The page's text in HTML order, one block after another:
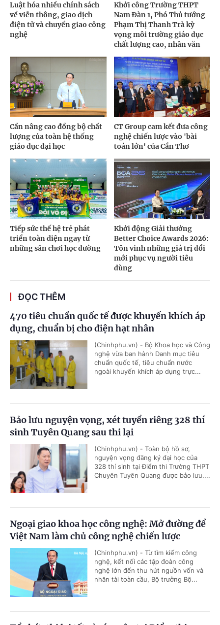
Luật hóa nhiều chính sách
về viễn thông, giao dịch
điện tử và chuyển giao công
nghệ
Khởi công Trường THPT
Nam Đàn 1, Phó Thủ tướng
Phạm Thị Thanh Trà kỳ
vọng môi trường giáo dục
chất lượng cao, nhân văn
Cần nâng cao đồng bộ chất
lượng của toàn hệ thống
giáo dục đại học
CT Group cam kết đưa công
nghệ chiến lược vào 'bài
toán lớn' của Cần Thơ
Tiếp sức thế hệ trẻ phát
triển toàn diện ngay từ
những sân chơi học đường
Khởi động Giải thưởng
Better Choice Awards 2026:
Tôn vinh những giá trị đổi
mới phục vụ người tiêu
dùng
ĐỌC THÊM
470 tiêu chuẩn quốc tế được khuyến khích áp
dụng, chuẩn bị cho điện hạt nhân
(Chinhphu.vn) - Bộ Khoa học và Công
nghệ vừa ban hành Danh mục tiêu
chuẩn quốc tế, tiêu chuẩn nước
ngoài khuyến khích áp dụng trực...
Bảo lưu nguyện vọng, xét tuyển riêng 328 thí
sinh Tuyên Quang sau thi lại
(Chinhphu.vn) - Toàn bộ hồ sơ,
nguyện vọng đăng ký đại học của
328 thí sinh tại Điểm thi Trường THPT
Chuyên Tuyên Quang được bảo lưu....
Ngoại giao khoa học công nghệ: Mở đường để
Việt Nam làm chủ công nghệ chiến lược
(Chinhphu.vn) - Từ tìm kiếm công
nghệ, kết nối các tập đoàn công
nghệ lớn đến thu hút nguồn vốn và
nhân tài toàn cầu, Bộ trưởng Bộ...